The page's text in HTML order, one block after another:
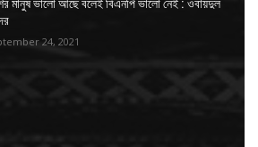
মানুষ ভালো আছে বলেই বিএনপি ভালো নেই : ওবায়দুল
24, 2021